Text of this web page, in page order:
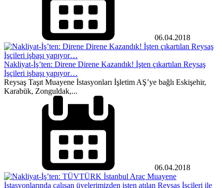
06.04.2018
Nakliyat-İş’ten: Direne Direne Kazandık! İşten çıkartılan Reysaş
İşçileri işbaşı yapıyor…
Reysaş Taşıt Muayene İstasyonları İşletim AŞ’ye bağlı Eskişehir,
Karabük, Zonguldak,...
06.04.2018